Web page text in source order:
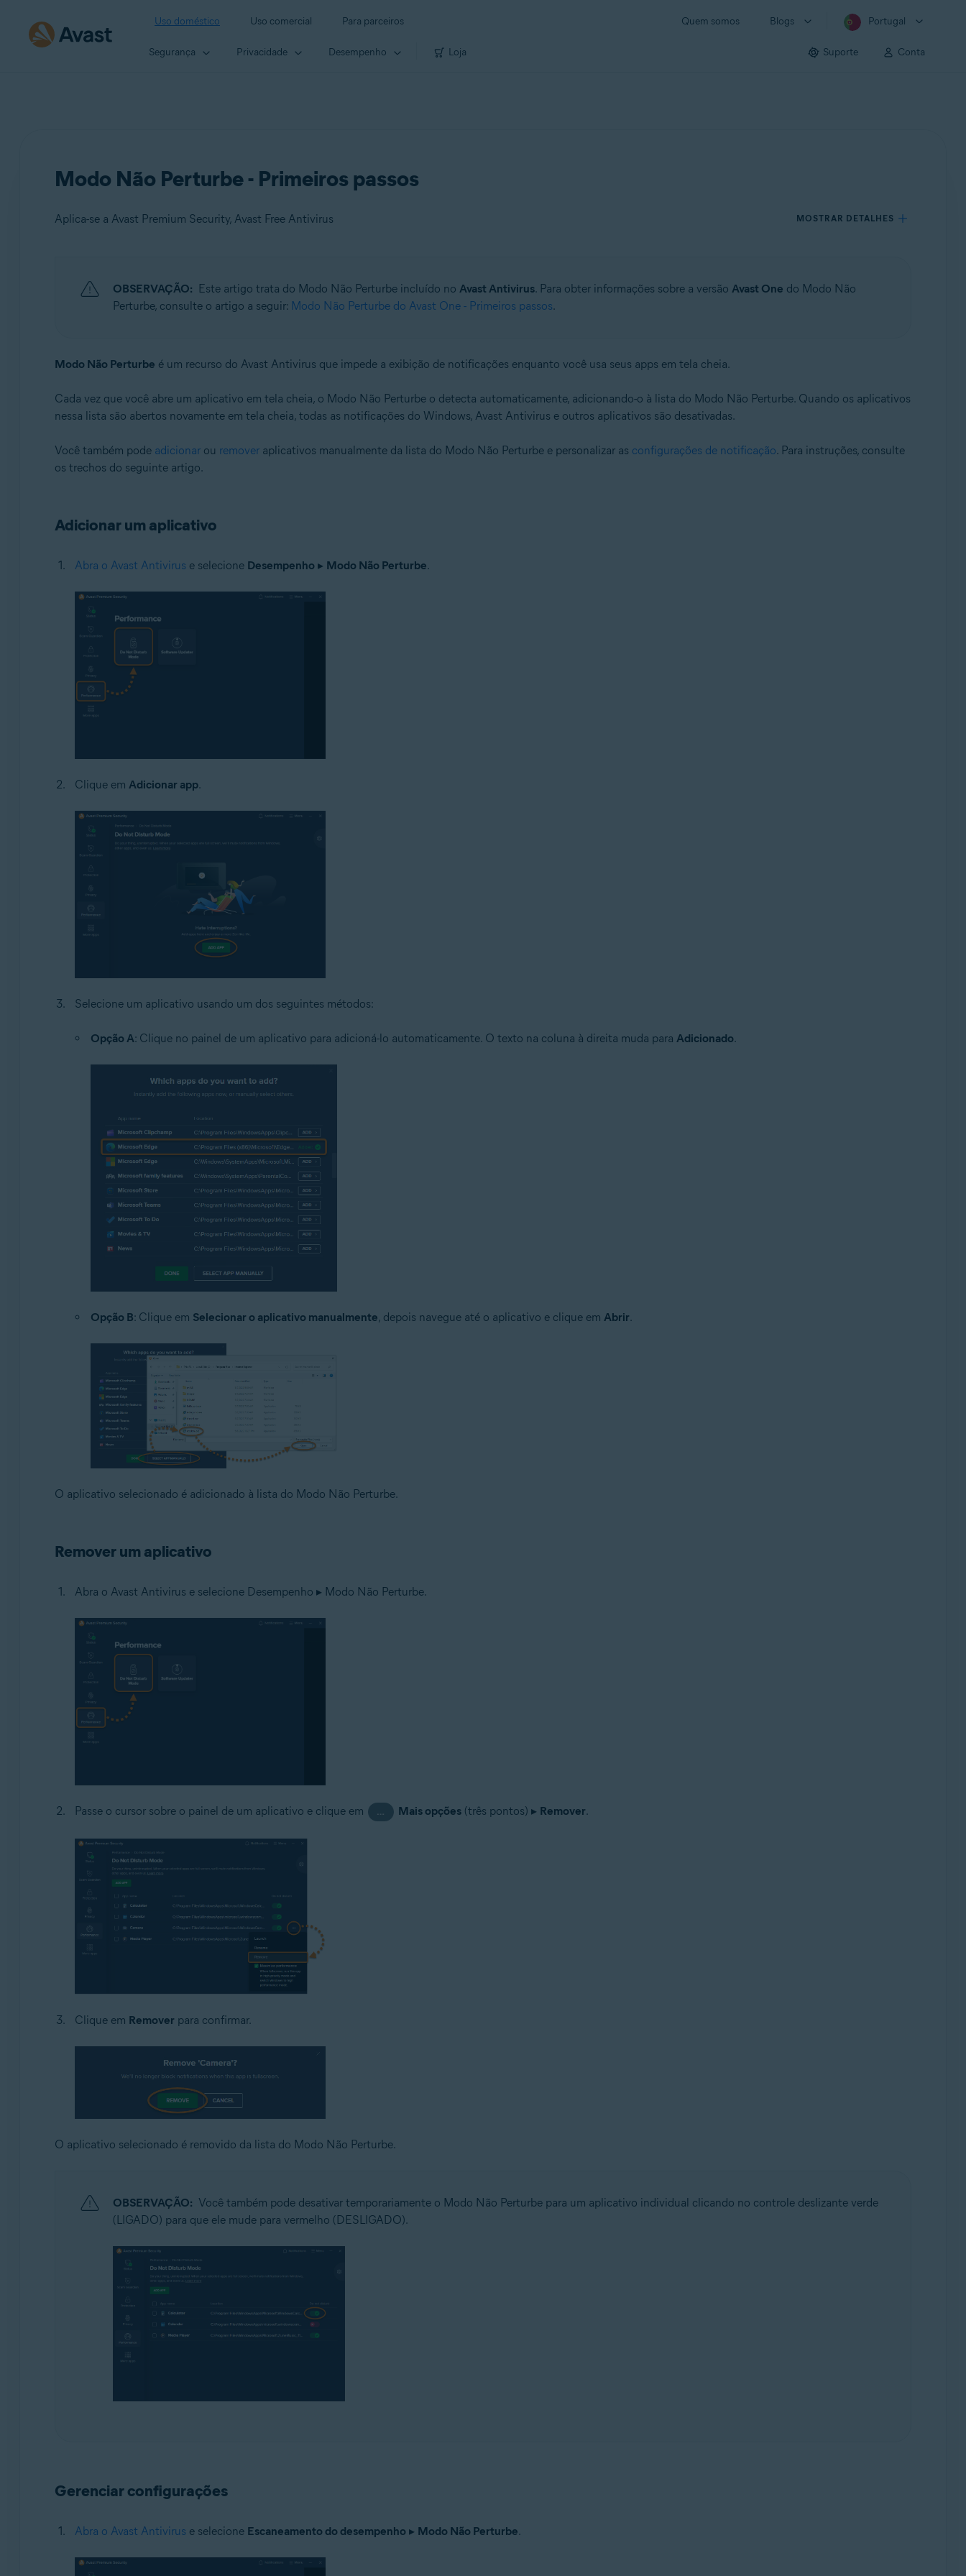
Uso doméstico Uso comercial Para parceiros Quem somos Blogs Portugal
Segurança Privacidade Desempenho Loja Suporte Conta
Modo Não Perturbe - Primeiros passos
Aplica-se a Avast Premium Security, Avast Free Antivirus MOSTRAR DETALHES
Avast Premium Security
Windows
OBSERVAÇÃO: Este artigo trata do Modo Não Perturbe incluído no Avast Antivirus. Para obter informações sobre a versão Avast One do Modo Não
Perturbe, consulte o artigo a seguir: Modo Não Perturbe do Avast One - Primeiros passos.
Modo Não Perturbe é um recurso do Avast Antivirus que impede a exibição de notificações enquanto você usa seus apps em tela cheia.
Cada vez que você abre um aplicativo em tela cheia, o Modo Não Perturbe o detecta automaticamente, adicionando-o à lista do Modo Não Perturbe. Quando os aplicativos
nessa lista são abertos novamente em tela cheia, todas as notificações do Windows, Avast Antivirus e outros aplicativos são desativadas.
Você também pode adicionarou removeraplicativos manualmente da lista do Modo Não Perturbe e personalizar as configurações de notificação. Para instruções, consulte
os trechos do seguinte artigo.
Adicionar um aplicativo
Abra o Avast Antivirus e selecione Desempenho ▸ Modo Não Perturbe.
Clique em Adicionar app.
Selecione um aplicativo usando um dos seguintes métodos:
Opção A: Clique no painel de um aplicativo para adicioná-lo automaticamente. O texto na coluna à direita muda para Adicionado.
Opção B: Clique em Selecionar o aplicativo manualmente, depois navegue até o aplicativo e clique em Abrir.
O aplicativo selecionado é adicionado à lista do Modo Não Perturbe.
Remover um aplicativo
Abra o Avast Antivirus e selecione Desempenho ▸ Modo Não Perturbe.
Passe o cursor sobre o painel de um aplicativo e clique em … Mais opções (três pontos) ▸ Remover.
Clique em Remover para confirmar.
O aplicativo selecionado é removido da lista do Modo Não Perturbe.
OBSERVAÇÃO: Você também pode desativar temporariamente o Modo Não Perturbe para um aplicativo individual clicando no controle deslizante verde
(LIGADO) para que ele mude para vermelho (DESLIGADO).
Gerenciar configurações
Abra o Avast Antivirus e selecione Escaneamento do desempenho ▸ Modo Não Perturbe.